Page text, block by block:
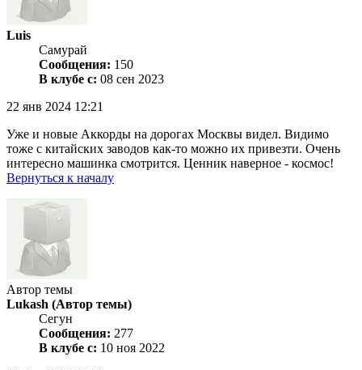
Luis
Самурай
Сообщения: 150
В клубе с: 08 сен 2023
22 янв 2024 12:21
Уже и новые Аккорды на дорогах Москвы видел. Видимо
тоже с китайских заводов как-то можно их привезти. Очень
интересно машинка смотрится. Ценник наверное - космос!
Вернуться к началу
Автор темы
Lukash (Автор темы)
Сегун
Сообщения: 277
В клубе с: 10 ноя 2022